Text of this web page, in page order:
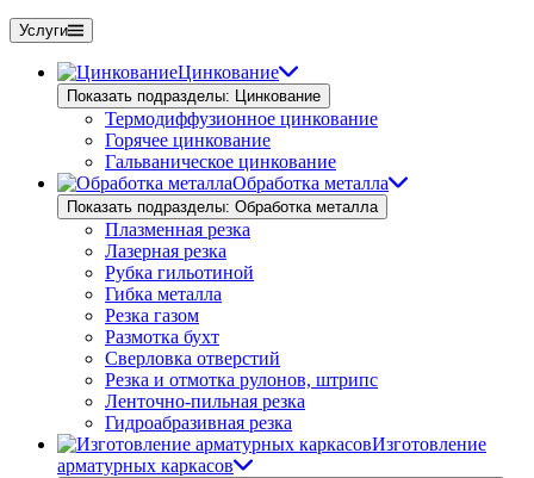
Услуги
Цинкование
Показать подразделы: Цинкование
Термодиффузионное цинкование
Горячее цинкование
Гальваническое цинкование
Обработка металла
Показать подразделы: Обработка металла
Плазменная резка
Лазерная резка
Рубка гильотиной
Гибка металла
Резка газом
Размотка бухт
Сверловка отверстий
Резка и отмотка рулонов, штрипс
Ленточно-пильная резка
Гидроабразивная резка
Изготовление
арматурных каркасов